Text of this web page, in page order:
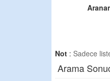
Not : Sadece
Arama